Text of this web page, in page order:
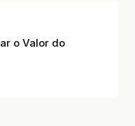
o Valor do